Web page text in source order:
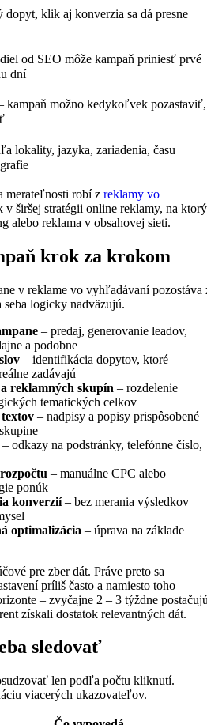
dopyt, klik aj konverzia sa dá presne
od SEO môže kampaň priniesť prvé
dní
kampaň možno kedykoľvek pozastaviť,
lokality, jazyka, zariadenia, času
merateľnosti robí z reklamy vo
širšej stratégii online reklamy, na ktorý
alebo reklama v obsahovej sieti.
krok za krokom
v reklame vo vyhľadávaní pozostáva
logicky nadväzujú.
– predaj, generovanie leadov,
a podobne
– identifikácia dopytov, ktoré
zadávajú
reklamných skupín – rozdelenie
tematických celkov
– nadpisy a popisy prispôsobené
– odkazy na podstránky, telefónne číslo,
– manuálne CPC alebo
ponúk
konverzií– bez merania výsledkov
optimalizácia – úprava na základe
pre zber dát. Práve preto sa
príliš často a namiesto toho
– zvyčajne 2 – 3 týždne
získali dostatok relevantných dát.
sledovať
len podľa počtu kliknutí.
viacerých ukazovateľov.